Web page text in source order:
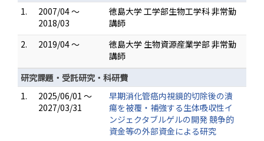
1.
2007/04 ～
2018/03
徳島大学 工学部生物工学科 非常勤
講師
2.
2019/04 ～
徳島大学 生物資源産業学部 非常勤
講師
研究課題・受託研究・科研費
1.
2025/06/01 ～
2027/03/31
早期消化管癌内視鏡的切除後の潰
瘍を被覆・補強する生体吸収性イ
ンジェクタブルゲルの開発 競争的
資金等の外部資金による研究